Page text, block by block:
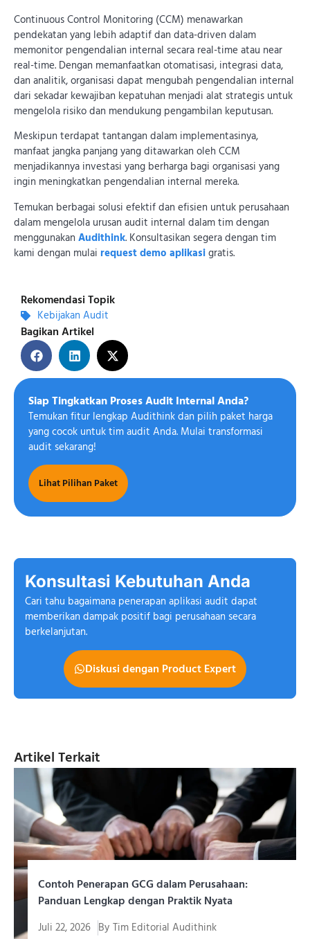
Rekomendasi Topik
Kebijakan Audit
Bagikan Artikel
Siap Tingkatkan Proses Audit Internal Anda?
Temukan fitur lengkap Audithink dan pilih paket harga
yang cocok untuk tim audit Anda. Mulai transformasi
audit sekarang!
Lihat Pilihan Paket
Continuous Control Monitoring (CCM) menawarkan
pendekatan yang lebih adaptif dan data-driven dalam
memonitor pengendalian internal secara real-time atau near
real-time. Dengan memanfaatkan otomatisasi, integrasi data,
dan analitik, organisasi dapat mengubah pengendalian internal
dari sekadar kewajiban kepatuhan menjadi alat strategis untuk
mengelola risiko dan mendukung pengambilan keputusan.
Meskipun terdapat tantangan dalam implementasinya,
manfaat jangka panjang yang ditawarkan oleh CCM
menjadikannya investasi yang berharga bagi organisasi yang
ingin meningkatkan pengendalian internal mereka.
Temukan berbagai solusi efektif dan efisien untuk perusahaan
dalam mengelola urusan audit internal dalam tim dengan
menggunakan Audithink. Konsultasikan segera dengan tim
kami dengan mulai request demo aplikasigratis.
Cari tahu bagaimana penerapan aplikasi audit dapat
memberikan dampak positif bagi perusahaan secara
berkelanjutan.
Konsultasi Kebutuhan Anda
Diskusi dengan Product Expert
Artikel Terkait
Contoh Penerapan GCG dalam Perusahaan:
Panduan Lengkap dengan Praktik Nyata
Juli 22, 2026 By Tim Editorial Audithink